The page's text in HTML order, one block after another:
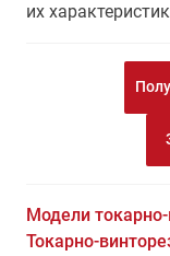
их
Модели
Токарно-